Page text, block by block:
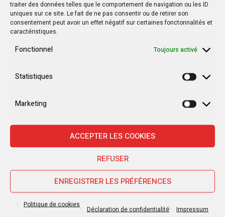
traiter des données telles que le comportement de navigation ou les ID
uniques sur ce site. Le fait de ne pas consentir ou de retirer son
consentement peut avoir un effet négatif sur certaines fonctonnalités et
caractéristiques.
Fonctionnel Toujours activé
Statistiques
Marketing
ACCEPTER LES COOKIES
REFUSER
ENREGISTRER LES PRÉFÉRENCES
Politique de cookies
Déclaration de confidentialité Impressum
Nouvelles Récentes
Jean-Noël Barrot, chef de la diplomatie
française en RDC : une visite sous haute
tension